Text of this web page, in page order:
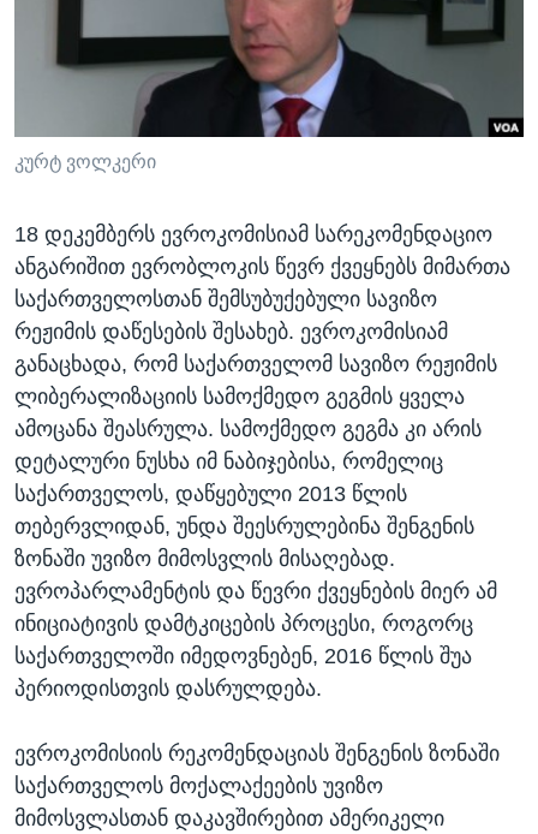
ᲯᲐᲜᲛᲠᲗᲔᲚᲝᲑᲐ
ᲘᲜᲢᲔᲠᲕᲘᲣ
ᲒᲐᲚᲘᲚᲔᲝ
ᲓᲔᲖᲘᲜᲤᲝᲠᲛᲐᲪᲘᲐ
Learning English
ᲗᲕᲐᲚᲘ ᲒᲕᲐᲓᲔᲕᲜᲔᲗ
ენები
კურტ ვოლკერი
18 დეკემბერს ევროკომისიამ სარეკომენდაციო
ანგარიშით ევრობლოკის წევრ ქვეყნებს მიმართა
საქართველოსთან შემსუბუქებული სავიზო
რეჟიმის დაწესების შესახებ. ევროკომისიამ
განაცხადა, რომ საქართველომ სავიზო რეჟიმის
ლიბერალიზაციის სამოქმედო გეგმის ყველა
ამოცანა შეასრულა. სამოქმედო გეგმა კი არის
დეტალური ნუსხა იმ ნაბიჯებისა, რომელიც
საქართველოს, დაწყებული 2013 წლის
თებერვლიდან, უნდა შეესრულებინა შენგენის
ზონაში უვიზო მიმოსვლის მისაღებად.
ევროპარლამენტის და წევრი ქვეყნების მიერ ამ
ინიციატივის დამტკიცების პროცესი, როგორც
საქართველოში იმედოვნებენ, 2016 წლის შუა
პერიოდისთვის დასრულდება.
ევროკომისიის რეკომენდაციას შენგენის ზონაში
საქართველოს მოქალაქეების უვიზო
მიმოსვლასთან დაკავშირებით ამერიკელი